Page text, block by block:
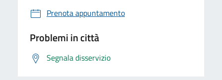
Prenota appuntamento
Problemi in città
Segnala disservizio